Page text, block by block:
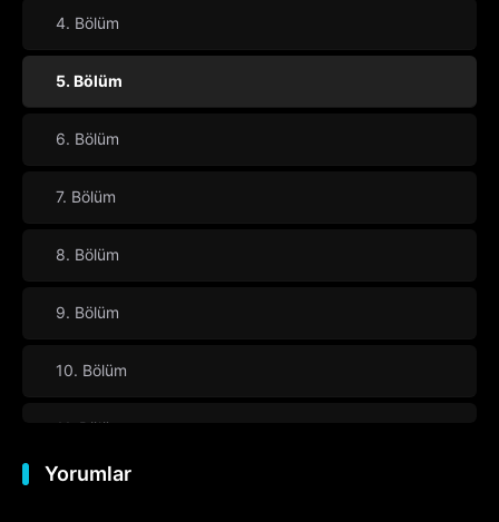
4. Bölüm
5. Bölüm
6. Bölüm
7. Bölüm
8. Bölüm
9. Bölüm
10. Bölüm
11. Bölüm
12. Bölüm
Yorumlar